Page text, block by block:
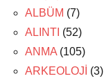
ALBÜM (7)
ALINTI (52)
ANMA (105)
ARKEOLOJİ (3)